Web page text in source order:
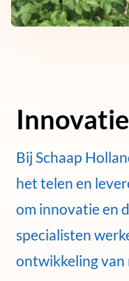
Bij Schaap
het telen en
om innovatie en
specialisten
ontwikkeling van